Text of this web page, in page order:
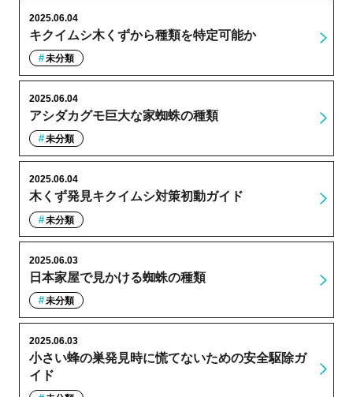
キクイムシ木くずから種類を特定可能か
2025.06.04
未分類
アシダカグモ巨大な家蜘蛛の種類
2025.06.04
未分類
木くず発見キクイムシ対策初動ガイド
2025.06.04
未分類
日本家屋で見かける蜘蛛の種類
2025.06.03
未分類
小さい蜂の巣発見時に慌てないための安全駆除ガ
イド
2025.06.03